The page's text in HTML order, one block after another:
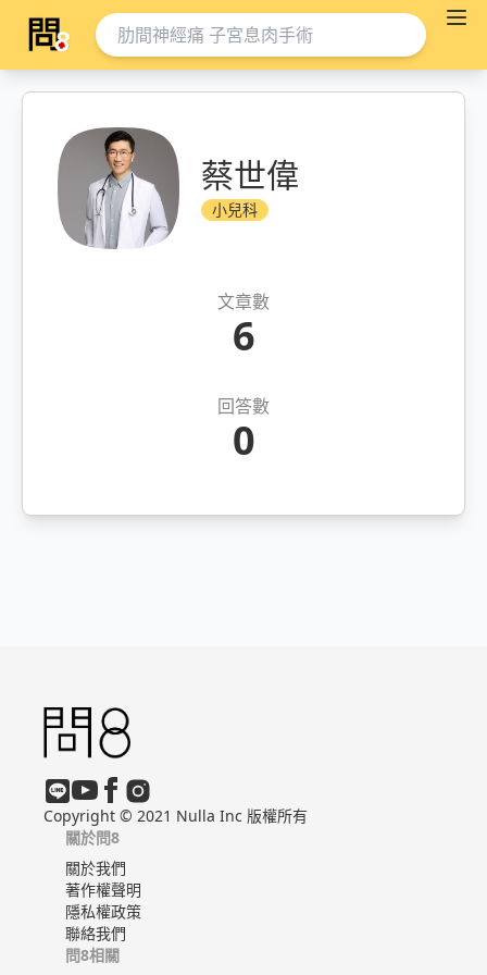
蔡世偉
小兒科
文章數
6
回答數
0
Copyright © 2021 Nulla Inc 版權所有
關於問8
關於我們
著作權聲明
隱私權政策
聯絡我們
問8相關